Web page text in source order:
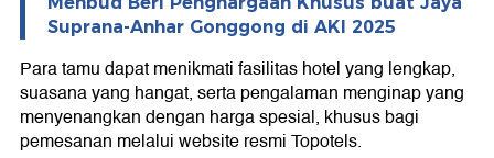
Suprana-Anhar Gonggong di AKI 2025
Para tamu dapat menikmati fasilitas hotel yang lengkap,
suasana yang hangat, serta pengalaman menginap yang
menyenangkan dengan harga spesial, khusus bagi
pemesanan melalui website resmi Topotels.